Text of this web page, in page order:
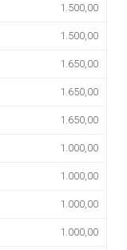
1.500,00
1.500,00
1.650,00
1.650,00
1.650,00
1.000,00
1.000,00
1.000,00
1.000,00